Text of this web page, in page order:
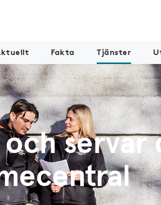
Fakta Tjänster
servar